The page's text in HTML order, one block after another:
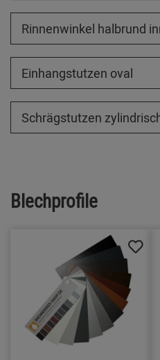
Rinnenwinkel halbrund
Einhangstutzen oval
Schrägstutzen
Blechprofile